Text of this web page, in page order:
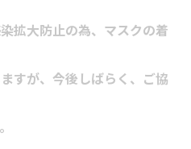
大防止の為、マスクの着
が、今後しばらく、ご協